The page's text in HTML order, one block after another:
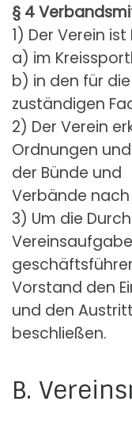
§ 4
1) Der Verein
a) im
b) in den für
zuständigen
2) Der Verein
Ordnungen
der Bünde und
Verbände nach
3) Um die
Vorstand den
und den
beschließen.
B.